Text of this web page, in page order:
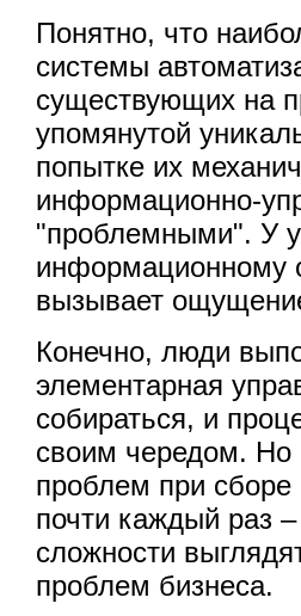
Понятно, что
системы
существующих на
упомянутой
попытке их
информационно-
"проблемными". У
информационному
вызывает
Конечно, люди
элементарная
собираться, и
своим чередом. Но
проблем при
почти каждый раз
сложности
проблем бизнеса.